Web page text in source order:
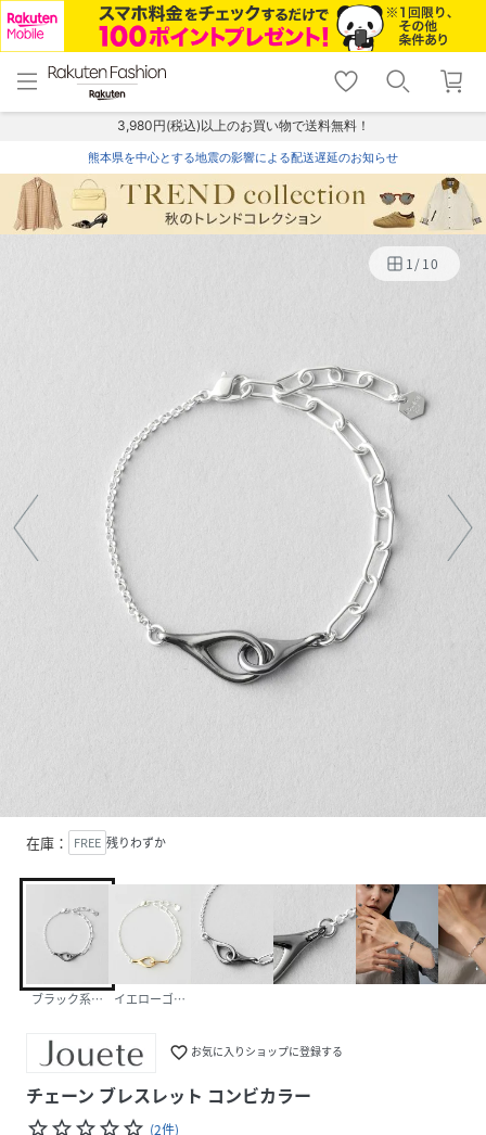
menu home
トップ
shopping_cart lock_outline
ログイン
3,980円(税込)以上のお買い物で送料無料！
熊本県を中心とする地震の影響による配送遅延のお知らせ
1/10
在庫： FREE 残りわずか
ブラック系その他イエローゴールド
favorite_border お気に入りショップに登録する
チェーン ブレスレット コンビカラー
star_borderstar_borderstar_borderstar_borderstar_border (2件)